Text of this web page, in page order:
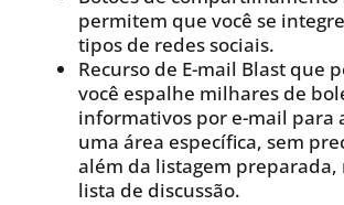
permitem que você se
tipos de redes sociais.
Recurso de E-mail Blast que
você espalhe milhares de
informativos por e-mail para
uma área específica, sem
além da listagem preparada,
lista de discussão.